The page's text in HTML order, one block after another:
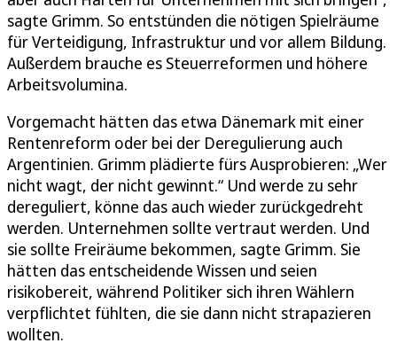
sagte Grimm. So entstünden die nötigen Spielräume
für Verteidigung, Infrastruktur und vor allem Bildung.
Außerdem brauche es Steuerreformen und höhere
Arbeitsvolumina.
Vorgemacht hätten das etwa Dänemark mit einer
Rentenreform oder bei der Deregulierung auch
Argentinien. Grimm plädierte fürs Ausprobieren: „Wer
nicht wagt, der nicht gewinnt.“ Und werde zu sehr
dereguliert, könne das auch wieder zurückgedreht
werden. Unternehmen sollte vertraut werden. Und
sie sollte Freiräume bekommen, sagte Grimm. Sie
hätten das entscheidende Wissen und seien
risikobereit, während Politiker sich ihren Wählern
verpflichtet fühlten, die sie dann nicht strapazieren
wollten.